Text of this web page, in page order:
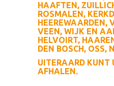
HAAFTEN,
ROSMALEN,
HEEREWAARDEN,
VEEN, WIJK EN
HELVOIRT,
DEN BOSCH, OSS,
UITERAARD KUNT
AFHALEN.